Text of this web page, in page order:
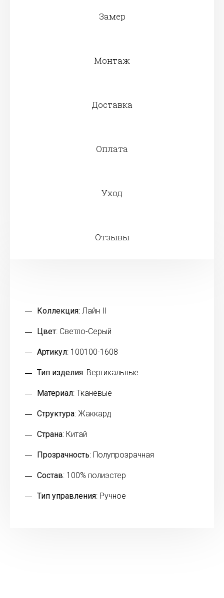
Замер
Монтаж
Доставка
Оплата
Уход
Отзывы
Коллекция: Лайн II
Цвет: Светло-Серый
Артикул: 100100-1608
Тип изделия: Вертикальные
Материал: Тканевые
Структура: Жаккард
Страна: Китай
Прозрачность: Полупрозрачная
Состав: 100% полиэстер
Тип управления: Ручное